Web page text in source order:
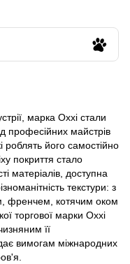
марка Oxxi стали
професійних майстрів
роблять його самостійно
покриття стало
матеріалів, доступна
текстури: з
френчем, котячим оком
торгової марки Oxxi
її
вимогам міжнародних